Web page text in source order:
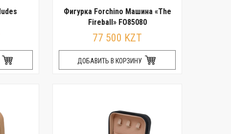
Фигурка Forchino Машина «The
Fireball» FO85080
77 500 KZT
ДОБАВИТЬ В КОРЗИНУ